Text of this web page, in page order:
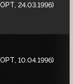
24.03.1996)
10.04.1996)